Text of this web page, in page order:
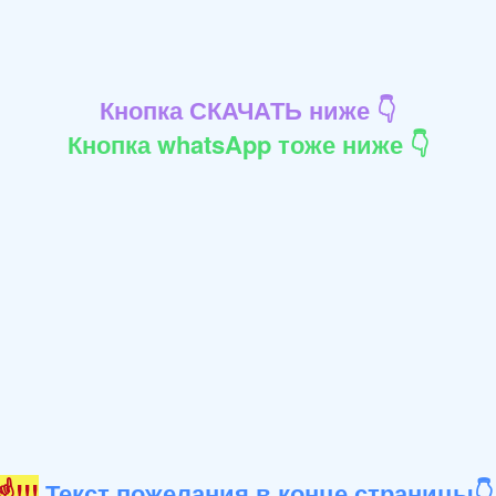
Кнопка СКАЧАТЬ ниже 👇
Кнопка whatsApp тоже ниже 👇